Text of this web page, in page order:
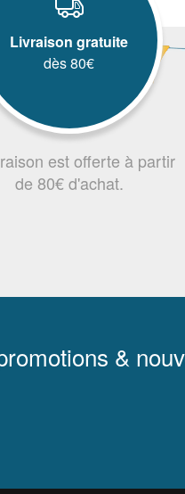
Livraison gratuite
dès 80€
est offerte à partir
de 80€ d'achat.
&